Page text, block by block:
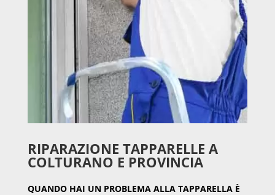
RIPARAZIONE TAPPARELLE A
COLTURANO E PROVINCIA
QUANDO HAI UN PROBLEMA ALLA TAPPARELLA È